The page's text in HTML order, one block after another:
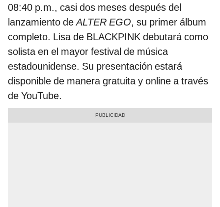
08:40 p.m., casi dos meses después del
lanzamiento deALTER EGO, su primer álbum
completo. Lisa de BLACKPINK debutará como
solista en el mayor festival de música
estadounidense. Su presentación estará
disponible de manera gratuita y online a través
de YouTube.